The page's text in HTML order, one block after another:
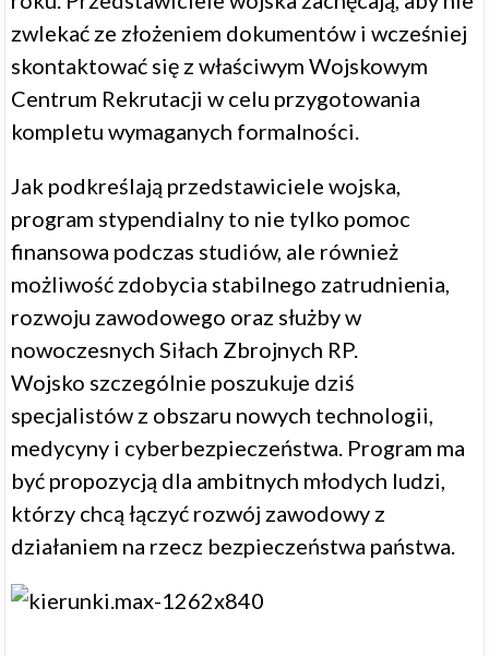
zwlekać ze złożeniem dokumentów i wcześniej
skontaktować się z właściwym Wojskowym
Centrum Rekrutacji w celu przygotowania
kompletu wymaganych formalności.
Jak podkreślają przedstawiciele wojska,
program stypendialny to nie tylko pomoc
finansowa podczas studiów, ale również
możliwość zdobycia stabilnego zatrudnienia,
rozwoju zawodowego oraz służby w
nowoczesnych Siłach Zbrojnych RP.
Wojsko szczególnie poszukuje dziś
specjalistów z obszaru nowych technologii,
medycyny i cyberbezpieczeństwa. Program ma
być propozycją dla ambitnych młodych ludzi,
którzy chcą łączyć rozwój zawodowy z
działaniem na rzecz bezpieczeństwa państwa.